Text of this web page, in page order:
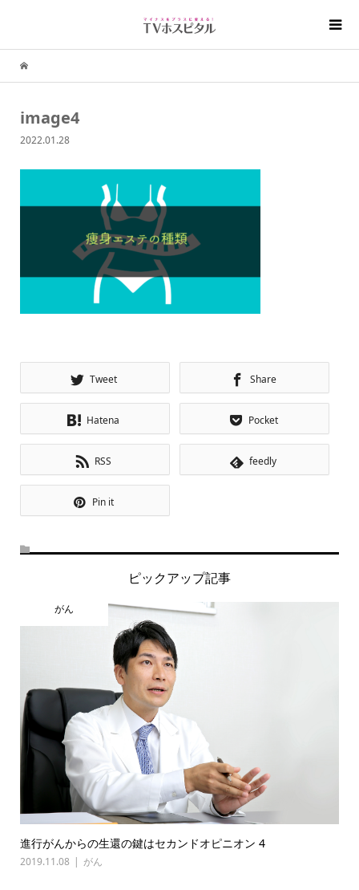
image4
2022.01.28
Tweet Share
Hatena Pocket
RSS feedly
Pin it
ピックアップ記事
がん
進行がんからの生還の鍵はセカンドオピニオン 4
2019.11.08 がん